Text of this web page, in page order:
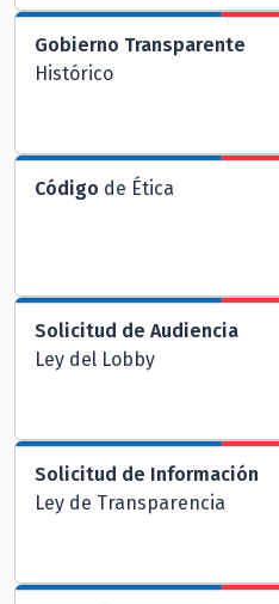
Gobierno Transparente
Histórico
Código de Ética
Solicitud de Audiencia
Ley del Lobby
Solicitud de Información
Ley de Transparencia